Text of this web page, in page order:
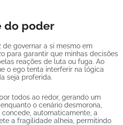
do poder
governar a si mesmo em
para garantir que minhas decisões
reações de luta ou fuga. Ao
o ego tenta interferir na lógica
seja proferida.
todos ao redor, gerando um
o cenário desmorona,
automaticamente, a
a fragilidade alheia, permitindo